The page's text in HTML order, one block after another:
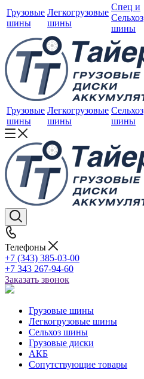
Грузовые
шины
Легкогрузовые
шины
Спец и
Сельхоз
шины
Грузовые
шины
Легкогрузовые
шины
Сельхоз
шины
Телефоны
+7 (343) 385-03-00
+7 343 267-94-60
Заказать звонок
Грузовые шины
Легкогрузовые шины
Сельхоз шины
Грузовые диски
АКБ
Сопутствующие товары